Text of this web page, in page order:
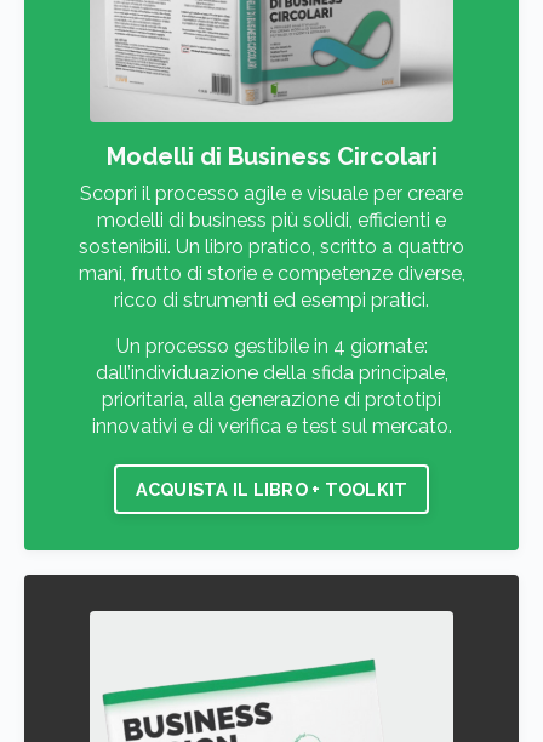
Modelli di Business Circolari
Scopri il processo agile e visuale per creare
modelli di business più solidi, efficienti e
sostenibili. Un libro pratico, scritto a quattro
mani, frutto di storie e competenze diverse,
ricco di strumenti ed esempi pratici.
Un processo gestibile in 4 giornate:
dall’individuazione della sfida principale,
prioritaria, alla generazione di prototipi
innovativi e di verifica e test sul mercato.
ACQUISTA IL LIBRO + TOOLKIT